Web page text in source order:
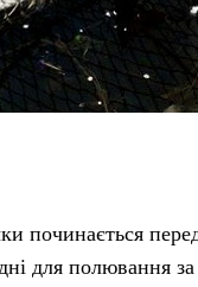
починається
для полювання